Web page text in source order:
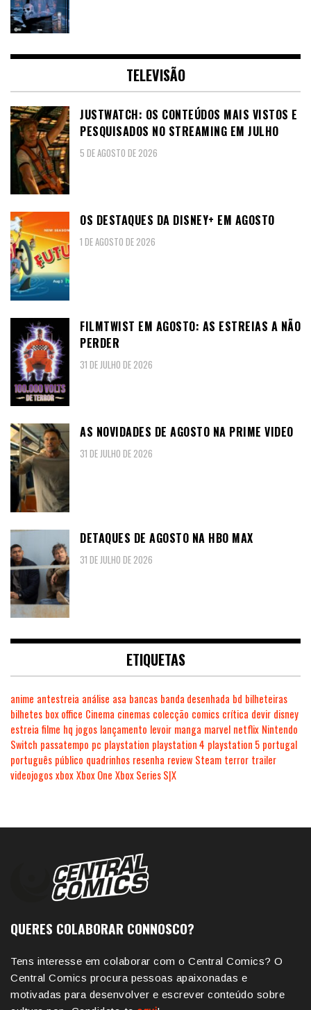
TELEVISÃO
JUSTWATCH: OS CONTEÚDOS MAIS VISTOS E
PESQUISADOS NO STREAMING EM JULHO
5 DE AGOSTO DE 2026
OS DESTAQUES DA DISNEY+ EM AGOSTO
1 DE AGOSTO DE 2026
FILMTWIST EM AGOSTO: AS ESTREIAS A NÃO
PERDER
31 DE JULHO DE 2026
AS NOVIDADES DE AGOSTO NA PRIME VIDEO
31 DE JULHO DE 2026
DETAQUES DE AGOSTO NA HBO MAX
31 DE JULHO DE 2026
ETIQUETAS
anime antestreia análise asa bancas banda desenhada bd bilheteiras
bilhetes box office Cinema cinemas colecção comics crítica devir disney
estreia filme hq jogos lançamento levoir manga marvel netflix Nintendo
Switch passatempo pc playstation playstation 4 playstation 5 portugal
português público quadrinhos resenha review Steam terror trailer
videojogosxboxXbox One Xbox Series S|X
QUERES COLABORAR CONNOSCO?
Tens interesse em colaborar com o Central Comics? O
Central Comics procura pessoas apaixonadas e
motivadas para desenvolver e escrever conteúdo sobre